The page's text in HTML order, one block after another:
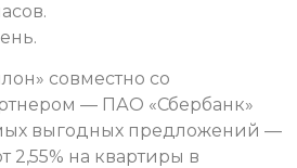
совместно со
— ПАО «Сбербанк»
выгодных предложений —
2,55% на квартиры в